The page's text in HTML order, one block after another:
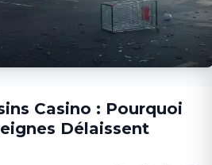
Casino : Pourquoi
Délaissent